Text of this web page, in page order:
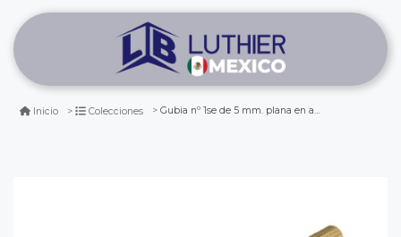
Inicio Colecciones Gubia nº 1se de 5 mm. plana en angulo